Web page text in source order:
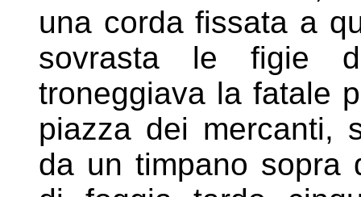
una cordafissata a
sovrasta le figie
troneggiava la fatale
piazza dei mercanti,
da un timpano sopra